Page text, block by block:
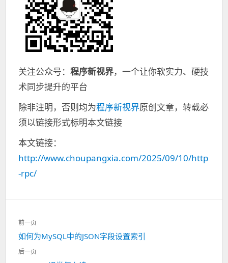
关注公众号： 程序新视界，一个让你软实力、硬技
术同步提升的平台
除非注明，否则均为程序新视界原创文章，转载必
须以链接形式标明本文链接
本文链接：
http://www.choupangxia.com/2025/09/10/http
-rpc/
文
章
导
航
前一页
上
一
如何为MySQL中的JSON字段设置索引
后一页